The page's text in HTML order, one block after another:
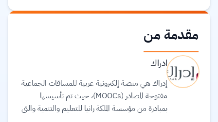
مقدمة من
ادراك
إدراك هي منصة إلكترونية عربية للمساقات الجماعية
مفتوحة المصادر (MOOCs)، حيث تم تأسيسها
بمبادرة من مؤسسة الملكة رانيا للتعليم والتنمية والتي